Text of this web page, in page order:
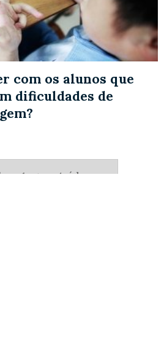
com os alunos que
dificuldades de
+ conteúdos